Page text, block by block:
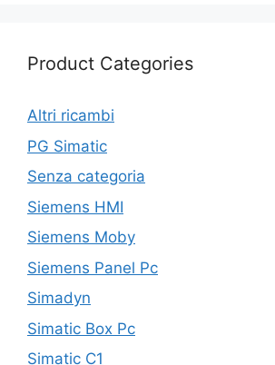
Product Categories
Altri ricambi
PG Simatic
Senza categoria
Siemens HMI
Siemens Moby
Siemens Panel Pc
Simadyn
Simatic Box Pc
Simatic C1